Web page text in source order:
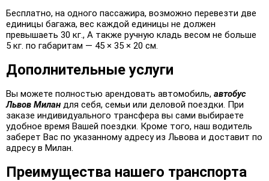
Бесплатно, на одного пассажира, возможно перевезти две
единицы багажа, вес каждой единицы не должен
превышаеть 30 кг., А также ручную кладь весом не больше
5 кг. по габаритам — 45 × 35 × 20 см.
Дополнительные услуги
Вы можете полностью арендовать автомобиль, автобус
Львов Милан для себя, семьи или деловой поездки. При
заказе индивидуального трансфера вы сами выбираете
удобное время Вашей поездки. Кроме того, наш водитель
заберет Вас по указанному адресу из Львова и доставит по
адресу в Милан.
Преимущества нашего транспорта